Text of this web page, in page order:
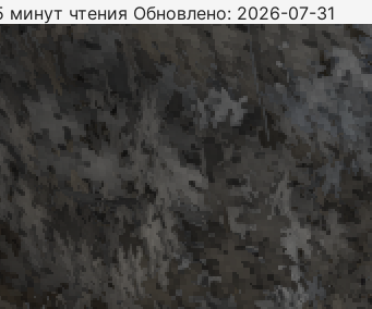
минут чтения Обновлено: 2026-07-31